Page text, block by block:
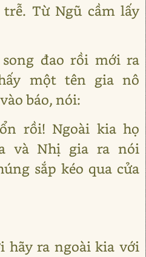
Từ Ngũ cầm lấy
đao rồi mới ra
một tên gia nô
báo, nói:
rồi! Ngoài kia họ
và Nhị gia ra nói
sắp kéo qua cửa
hãy ra ngoài kia với